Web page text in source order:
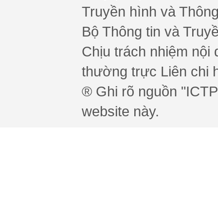
Truyền hình và
Bộ Thông tin và
Chịu trách nhiệm nội
thường trực Liên chi
® Ghi rõ nguồn
website này.